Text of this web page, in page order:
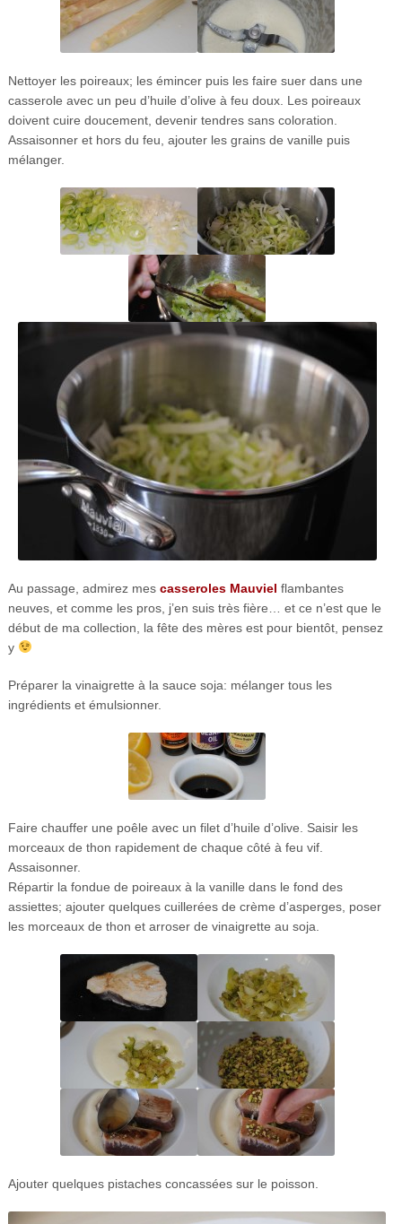
Nettoyer les poireaux; les émincer puis les faire suer dans une
casserole avec un peu d’huile d’olive à feu doux. Les poireaux
doivent cuire doucement, devenir tendres sans coloration.
Assaisonner et hors du feu, ajouter les grains de vanille puis
mélanger.
Au passage, admirez mes casseroles Mauviel flambantes
neuves, et comme les pros, j’en suis très fière… et ce n’est que le
début de ma collection, la fête des mères est pour bientôt, pensez
y
Préparer la vinaigrette à la sauce soja: mélanger tous les
ingrédients et émulsionner.
Faire chauffer une poêle avec un filet d’huile d’olive. Saisir les
morceaux de thon rapidement de chaque côté à feu vif.
Assaisonner.
Répartir la fondue de poireaux à la vanille dans le fond des
assiettes; ajouter quelques cuillerées de crème d’asperges, poser
les morceaux de thon et arroser de vinaigrette au soja.
Ajouter quelques pistaches concassées sur le poisson.